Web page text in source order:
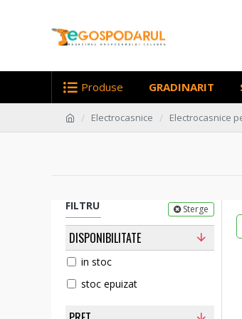
Produse GRADINARIT
Electrocasnice Electrocasnice
FILTRU Sterge
DISPONIBILITATE
in stoc
stoc epuizat